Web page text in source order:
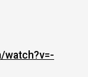
watch?v=-